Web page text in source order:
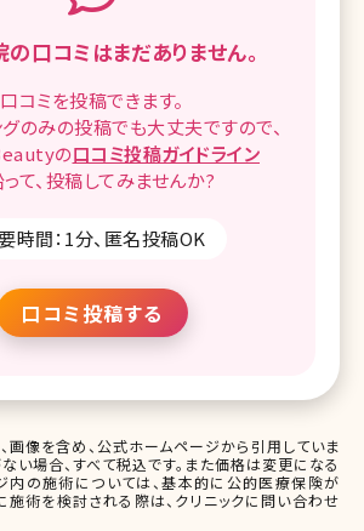
の口コミはまだありません。
口コミを投稿できます。
グのみの投稿でも大丈夫ですので、
の口コミ投稿ガイドライン
て、 投稿してみませんか?
時間：1分、匿名投稿OK
口コミ投稿する
画像を含め、公式ホームページから引用していま
い場合、すべて税込です。また価格は変更になる
内の施術については、基本的に公的医療保険が
施術を検討される際は、クリニックに問い合わせ